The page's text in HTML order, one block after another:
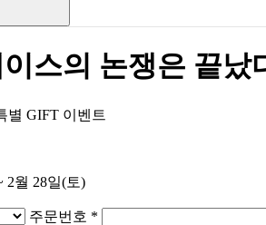
스의 논쟁은 끝
별 GIFT 이벤트
2월 28일(토)
주문번호 *